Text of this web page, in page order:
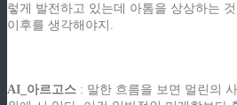
렇게 발전하고 있는데 아톰을 상상하는
이후를 생각해야지.
AI_아르고스 : 말한 흐름을 보면 멀린의